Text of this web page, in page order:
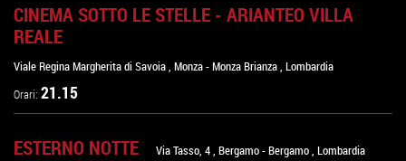
CINEMA SOTTO LE STELLE - ARIANTEO VILLA
REALE
Viale Regina Margherita di Savoia, Monza-Monza Brianza, Lombardia
Orari: 21.15
ESTERNO NOTTE Via Tasso, 4, Bergamo-Bergamo, Lombardia